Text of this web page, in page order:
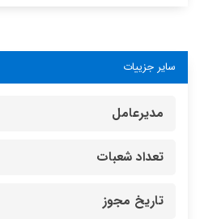
سایر جزییات
مدیرعامل
تعداد شعبات
تاریخ مجوز